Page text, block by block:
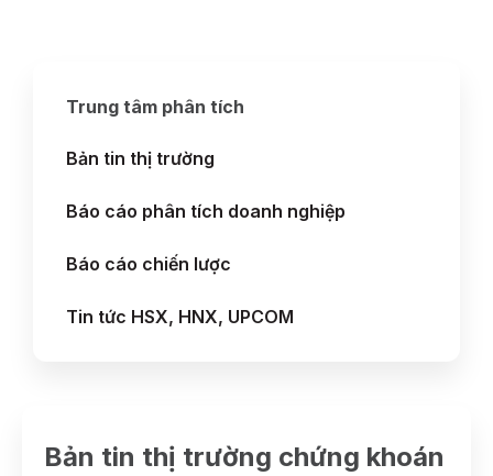
Trung tâm phân tích
Bản tin thị trường
Báo cáo phân tích doanh nghiệp
Báo cáo chiến lược
Tin tức HSX, HNX, UPCOM
Bản tin thị trường chứng khoán